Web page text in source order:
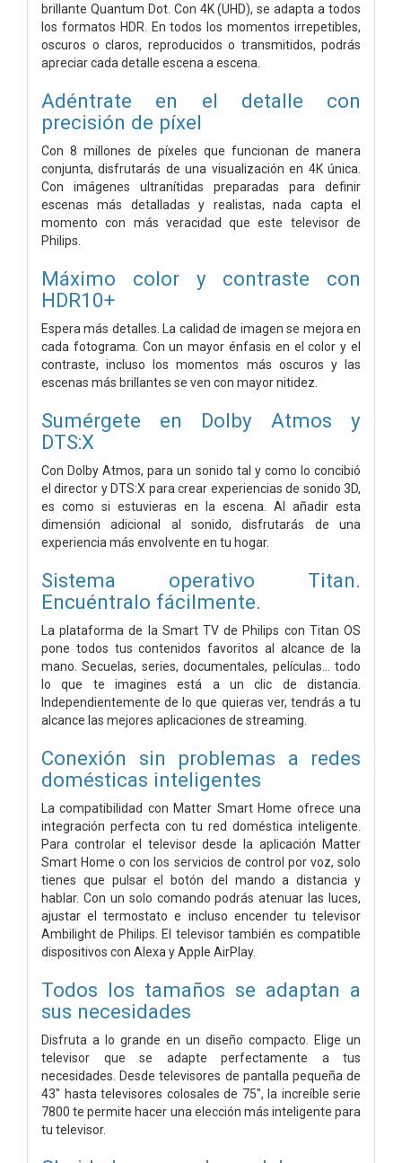
brillante Quantum Dot. Con 4K (UHD), se adapta a todos
los formatos HDR. En todos los momentos irrepetibles,
oscuros o claros, reproducidos o transmitidos, podrás
apreciar cada detalle escena a escena.
Adéntrate en el detalle con
precisión de píxel
Con 8 millones de píxeles que funcionan de manera
conjunta, disfrutarás de una visualización en 4K única.
Con imágenes ultranítidas preparadas para definir
escenas más detalladas y realistas, nada capta el
momento con más veracidad que este televisor de
Philips.
Máximo color y contraste con
HDR10+
Espera más detalles. La calidad de imagen se mejora en
cada fotograma. Con un mayor énfasis en el color y el
contraste, incluso los momentos más oscuros y las
escenas más brillantes se ven con mayor nitidez.
Sumérgete en Dolby Atmos y
DTS:X
Con Dolby Atmos, para un sonido tal y como lo concibió
el director y DTS:X para crear experiencias de sonido 3D,
es como si estuvieras en la escena. Al añadir esta
dimensión adicional al sonido, disfrutarás de una
experiencia más envolvente en tu hogar.
Sistema operativo Titan.
Encuéntralo fácilmente.
La plataforma de la Smart TV de Philips con Titan OS
pone todos tus contenidos favoritos al alcance de la
mano. Secuelas, series, documentales, películas... todo
lo que te imagines está a un clic de distancia.
Independientemente de lo que quieras ver, tendrás a tu
alcance las mejores aplicaciones de streaming.
Conexión sin problemas a redes
domésticas inteligentes
La compatibilidad con Matter Smart Home ofrece una
integración perfecta con tu red doméstica inteligente.
Para controlar el televisor desde la aplicación Matter
Smart Home o con los servicios de control por voz, solo
tienes que pulsar el botón del mando a distancia y
hablar. Con un solo comando podrás atenuar las luces,
ajustar el termostato e incluso encender tu televisor
Ambilight de Philips. El televisor también es compatible
dispositivos con Alexa y Apple AirPlay.
Todos los tamaños se adaptan a
sus necesidades
Disfruta a lo grande en un diseño compacto. Elige un
televisor que se adapte perfectamente a tus
necesidades. Desde televisores de pantalla pequeña de
43" hasta televisores colosales de 75", la increíble serie
7800 te permite hacer una elección más inteligente para
tu televisor.